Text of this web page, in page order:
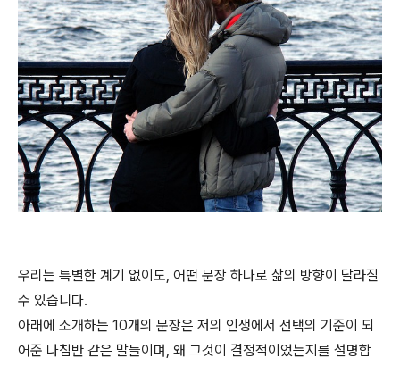
우리는 특별한 계기 없이도, 어떤 문장 하나로 삶의 방향이 달라질
수 있습니다.
아래에 소개하는 10개의 문장은 저의 인생에서 선택의 기준이 되
어준 나침반 같은 말들이며, 왜 그것이 결정적이었는지를 설명합